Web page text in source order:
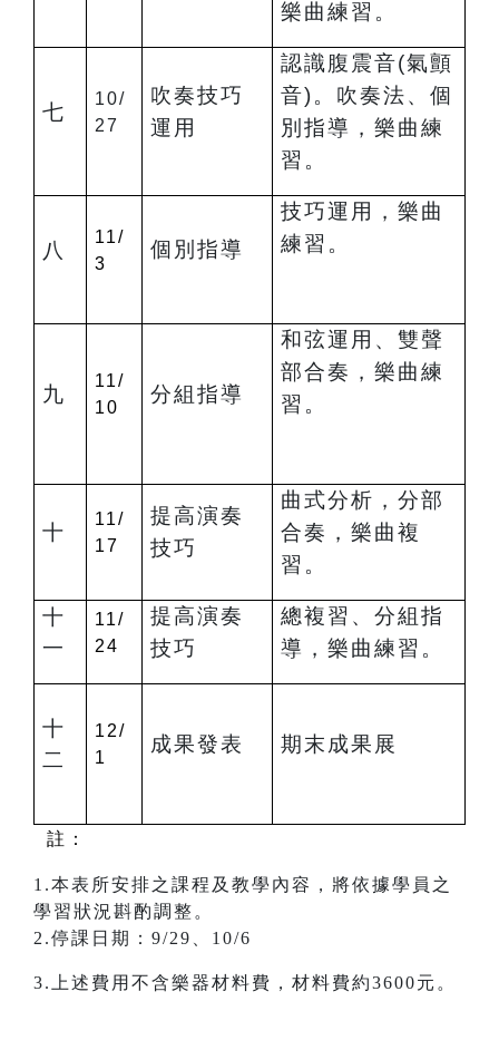
樂曲練習。
七
10/
27
吹奏技巧
運用
認識腹震音(氣顫
音)。吹奏法、個
別指導，樂曲練
習。
八
11/
3
個別指導
技巧運用，樂曲
練習。
九
11/
10
分組指導
和弦運用、雙聲
部合奏，樂曲練
習。
十
11/
17
提高演奏
技巧
曲式分析，分部
合奏，樂曲複
習。
十
一
11/
24
提高演奏
技巧
總複習、分組指
導，樂曲練習。
十
二
12/
1
成果發表 期末成果展
註：
1.本表所安排之課程及教學內容，將依據學員之
學習狀況斟酌調整。
2.停課日期：9/29、10/6
3.上述費用不含樂器材料費，材料費約3600元。